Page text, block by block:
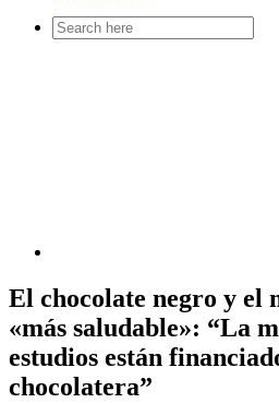
Search
for:
El chocolate negro y el
«más saludable»: “La
estudios están
chocolatera”